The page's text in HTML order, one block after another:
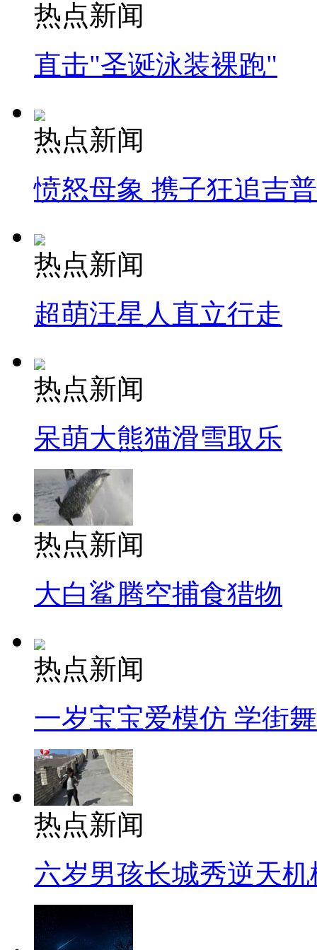
热点新闻
直击"圣诞泳装裸跑"
热点新闻
愤怒母象 携子狂追吉
热点新闻
超萌汪星人直立行走
热点新闻
呆萌大熊猫滑雪取乐
热点新闻
大白鲨腾空捕食猎物
热点新闻
一岁宝宝爱模仿 学街
热点新闻
六岁男孩长城秀逆天机